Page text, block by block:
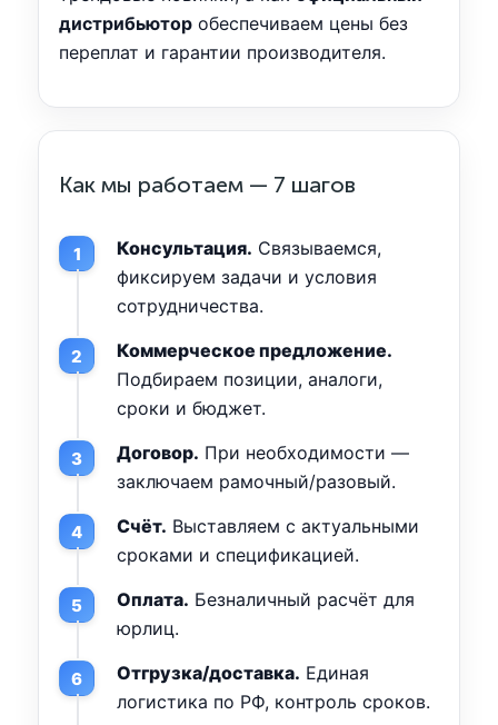
дистрибьютор обеспечиваем цены без
переплат и гарантии производителя.
Как мы работаем — 7 шагов
Консультация. Связываемся,
фиксируем задачи и условия
сотрудничества.
Коммерческое предложение.
Подбираем позиции, аналоги,
сроки и бюджет.
Договор. При необходимости —
заключаем рамочный/разовый.
Счёт. Выставляем с актуальными
сроками и спецификацией.
Оплата. Безналичный расчёт для
юрлиц.
Отгрузка/доставка. Единая
логистика по РФ, контроль сроков.